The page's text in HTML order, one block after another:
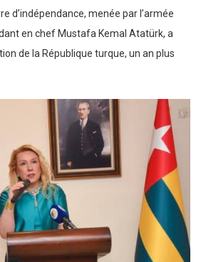
d’indépendance, menée par l’armée
en chef Mustafa Kemal Atatürk, a
de la République turque, un an plus